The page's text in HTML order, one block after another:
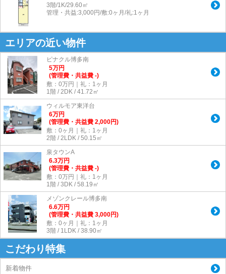
3階/1K/29.60㎡
管理・共益:3,000円/敷:0ヶ月/礼:1ヶ月
エリアの近い物件
ピナクル博多南
5万円
(管理費・共益費 -)
敷：0万円｜礼：1ヶ月
1階 / 2DK / 41.72㎡
ウィルモア東洋台
6万円
(管理費・共益費 2,000円)
敷：0ヶ月｜礼：1ヶ月
2階 / 2LDK / 50.15㎡
泉タウンA
6.3万円
(管理費・共益費 -)
敷：0万円｜礼：1ヶ月
1階 / 3DK / 58.19㎡
メゾンクレール博多南
6.6万円
(管理費・共益費 3,000円)
敷：0ヶ月｜礼：1ヶ月
3階 / 1LDK / 38.90㎡
こだわり特集
新着物件